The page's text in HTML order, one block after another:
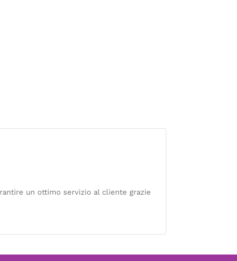
un ottimo servizio al cliente grazie